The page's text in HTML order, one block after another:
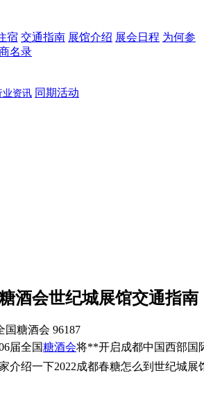
宿 交通指南 展馆介绍 展会日程 为何参
名录
业资讯 同期活动
酒会世纪城展馆交通指南
国糖酒会 96187
届全国糖酒会将**开启成都中国西部国
介绍一下2022成都春糖怎么到世纪城展